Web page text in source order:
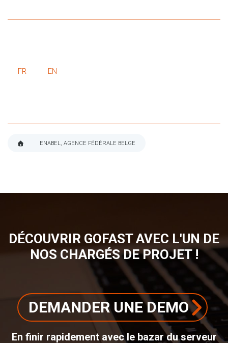
FR EN
ENABEL, AGENCE FÉDÉRALE BELGE
DÉCOUVRIR GOFAST AVEC L'UN DE
NOS CHARGÉS DE PROJET !
DEMANDER UNE DEMO
En finir rapidement avec le bazar du serveur